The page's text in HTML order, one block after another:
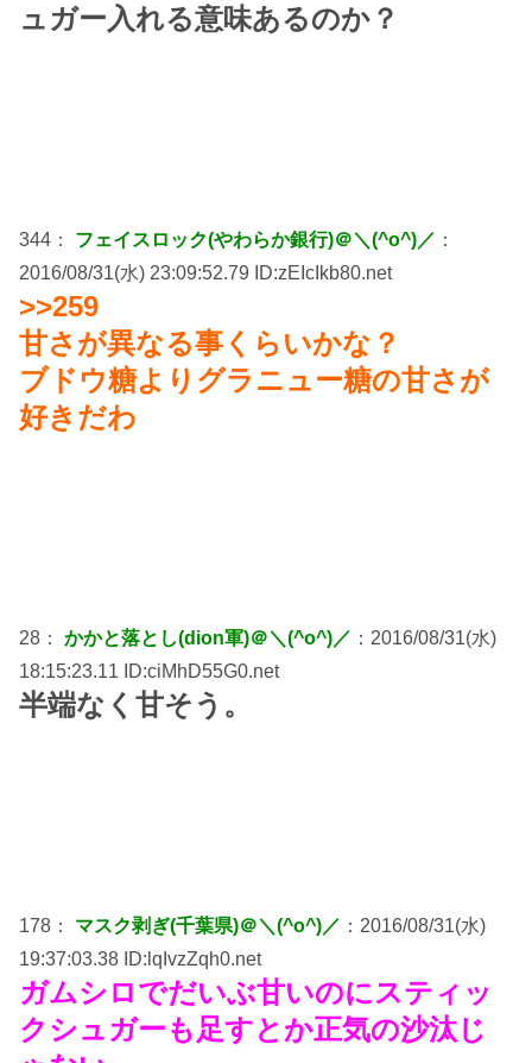
ュガー入れる意味あるのか？
344： フェイスロック(やわらか銀行)＠＼(^o^)／ ：
2016/08/31(水) 23:09:52.79 ID:zEIcIkb80.net
>>259
甘さが異なる事くらいかな？
ブドウ糖よりグラニュー糖の甘さが
好きだわ
28： かかと落とし(dion軍)＠＼(^o^)／ ：2016/08/31(水)
18:15:23.11 ID:ciMhD55G0.net
半端なく甘そう。
178： マスク剥ぎ(千葉県)＠＼(^o^)／ ：2016/08/31(水)
19:37:03.38 ID:lqIvzZqh0.net
ガムシロでだいぶ甘いのにスティッ
クシュガーも足すとか正気の沙汰じ